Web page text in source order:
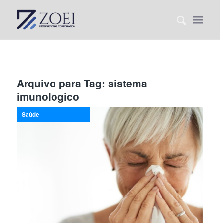
Arquivo para Tag: sistema
imunologico
Saúde